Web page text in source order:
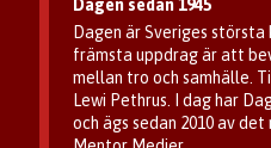
Dagen sedan 1945
Dagen är Sveriges
främsta uppdrag är att
mellan tro och samhälle.
Lewi Pethrus. I dag har
och ägs sedan 2010 av